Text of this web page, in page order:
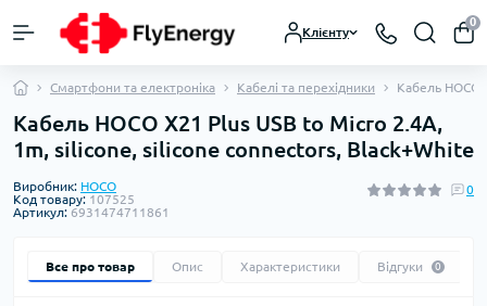
Клієнту
0
Смартфони та електроніка Кабелі та перехідники Кабель
Кабель HOCO X21 Plus USB to Micro 2.4A,
1m, silicone, silicone connectors, Black+White
Виробник: HOCO
Код товару: 107525
Артикул: 6931474711861
0
Все про товар Опис Характеристики Відгуки 0